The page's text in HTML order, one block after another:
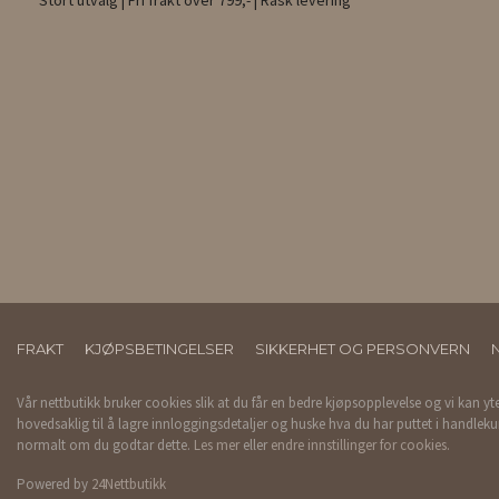
FRAKT KJØPSBETINGELSER SIKKERHET OG PERSONVERN
Vår nettbutikk bruker cookies slik at du får en bedre kjøpsopplevelse og vi kan
hovedsaklig til å lagre innloggingsdetaljer og huske hva du har puttet i
normalt om du godtar dette. Les mer eller endre innstillinger for cookies.
Powered by 24Nettbutikk